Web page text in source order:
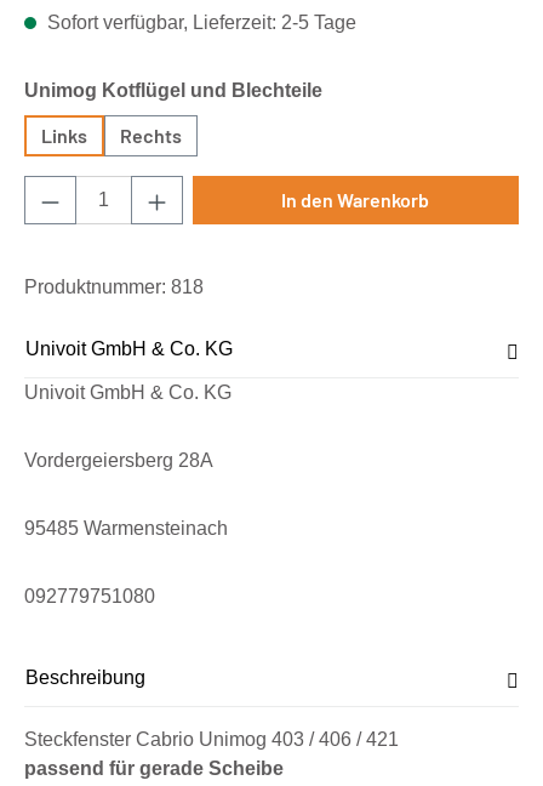
Sofort verfügbar, Lieferzeit: 2-5 Tage
Unimog Kotflügel und Blechteileauswählen
Links Rechts
Produkt Anzahl: Gib den gewünschten
In den Warenkorb
Produktnummer: 818
Univoit GmbH & Co. KG
Univoit GmbH & Co. KG
Vordergeiersberg 28A
95485 Warmensteinach
092779751080
Beschreibung
Steckfenster Cabrio Unimog 403 / 406 / 421
passend für gerade Scheibe